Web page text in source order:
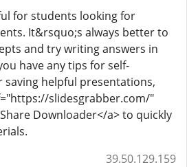
for students looking for
It&rsquo;s always better to
and try writing answers in
have any tips for self-
saving helpful presentations,
slidesgrabber.com/"
Downloader</a> to quickly
39.50.129.159